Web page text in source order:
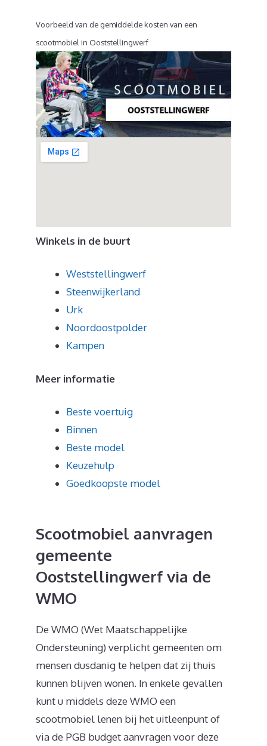
Voorbeeld van de gemiddelde kosten van een
scootmobiel in Ooststellingwerf
Winkels in de buurt
Weststellingwerf
Steenwijkerland
Urk
Noordoostpolder
Kampen
Meer informatie
Beste voertuig
Binnen
Beste model
Keuzehulp
Goedkoopste model
Scootmobiel aanvragen
gemeente
Ooststellingwerf via de
WMO
De WMO (Wet Maatschappelijke
Ondersteuning) verplicht gemeenten om
mensen dusdanig te helpen dat zij thuis
kunnen blijven wonen. In enkele gevallen
kunt u middels deze WMO een
scootmobiel lenen bij het uitleenpunt of
via de PGB budget aanvragen voor deze